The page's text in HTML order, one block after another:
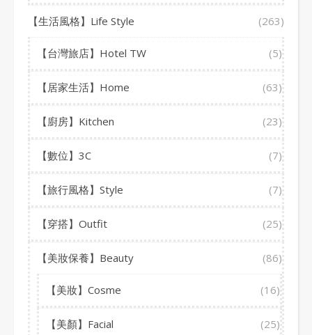
【生活風格】Life Style (263)
【台灣旅店】Hotel TW (5)
【居家生活】Home (63)
【廚房】Kitchen (23)
【數位】3C (7)
【旅行風格】Style (7)
【穿搭】Outfit (25)
【美妝保養】Beauty (86)
【美妝】Cosme (16)
【美顏】Facial (25)